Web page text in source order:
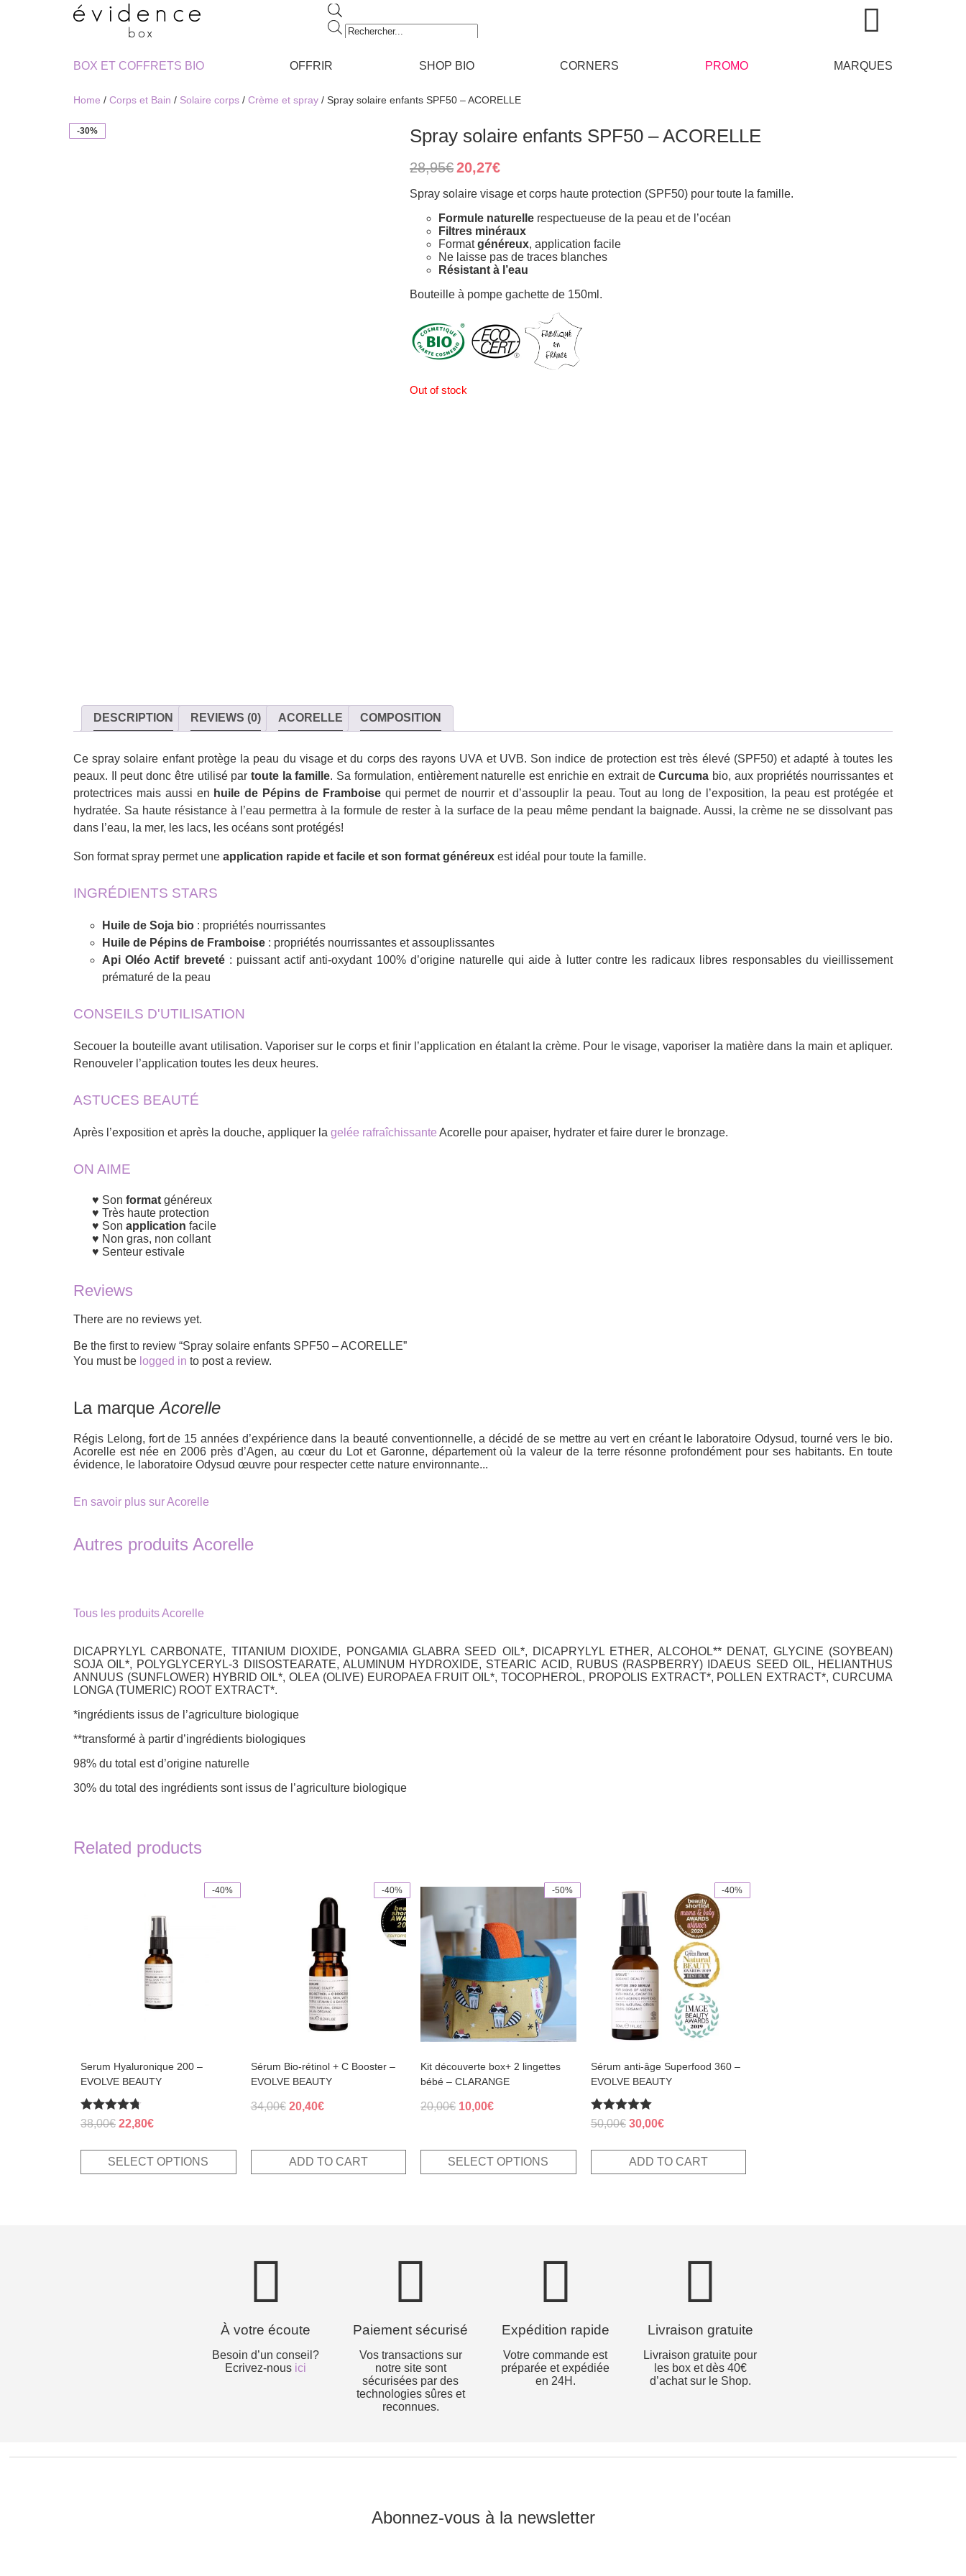
Recherche
de
BOX ET COFFRETS BIO
OFFRIR SHOP BIO CORNERS PROMO MARQUES
Home / Corps et Bain / Solaire corps / Crème et spray / Spray solaire enfants SPF50 – ACORELLE
-30% Spray solaire enfants SPF50 – ACORELLE
28,95€ Original
price
was:
20,27€Current
is:
20,27€.
Spray solaire visage et corps haute protection (SPF50) pour toute la famille.
Formule naturelle respectueuse de la peau et de l’océan
Filtres minéraux
Formatgénéreux, application facile
Ne laisse pas de traces blanches
Résistant à l’eau
Bouteille à pompe gachette de 150ml.
Out of stock
DESCRIPTION REVIEWS (0) ACORELLE COMPOSITION
Ce spray solaire enfant protège la peau du visage et du corps des rayons UVA et UVB. Son indice de protection est très élevé (SPF50) et adapté à toutes les
peaux. Il peut donc être utilisé par toute la famille. Sa formulation, entièrement naturelle est enrichie en extrait deCurcuma bio, aux propriétés nourrissantes et
protectrices mais aussi en huile de Pépins de Framboisequi permet de nourrir et d’assouplir la peau. Tout au long de l’exposition, la peau est protégée et
hydratée. Sa haute résistance à l’eau permettra à la formule de rester à la surface de la peau même pendant la baignade. Aussi, la crème ne se dissolvant pas
dans l’eau, la mer, les lacs, les océans sont protégés!
Son format spray permet une application rapide et facile et son format généreux est idéal pour toute la famille.
INGRÉDIENTS STARS
Huile de Soja bio : propriétés nourrissantes
Huile de Pépins de Framboise : propriétés nourrissantes et assouplissantes
Api Oléo Actif breveté: puissant actif anti-oxydant 100% d’origine naturelle qui aide à lutter contre les radicaux libres responsables du vieillissement
prématuré de la peau
CONSEILS D'UTILISATION
Secouer la bouteille avant utilisation. Vaporiser sur le corps et finir l’application en étalant la crème. Pour le visage, vaporiser la matière dans la main et apliquer.
Renouveler l’application toutes les deux heures.
ASTUCES BEAUTÉ
Après l’exposition et après la douche, appliquer la gelée rafraîchissante Acorelle pour apaiser, hydrater et faire durer le bronzage.
ON AIME
Son format généreux
Très haute protection
Son application facile
Non gras, non collant
Senteur estivale
Reviews
There are no reviews yet.
Be the first to review “Spray solaire enfants SPF50 – ACORELLE”
You must be logged in to post a review.
La marqueAcorelle
Régis Lelong, fort de 15 années d’expérience dans la beauté conventionnelle, a décidé de se mettre au vert en créant le laboratoire Odysud, tourné vers le bio.
Acorelle est née en 2006 près d’Agen, au cœur du Lot et Garonne, département où la valeur de la terre résonne profondément pour ses habitants. En toute
évidence, le laboratoire Odysud œuvre pour respecter cette nature environnante...
En savoir plus sur Acorelle
Autres produits Acorelle
Tous les produits Acorelle
DICAPRYLYL CARBONATE, TITANIUM DIOXIDE, PONGAMIA GLABRA SEED OIL*, DICAPRYLYL ETHER, ALCOHOL** DENAT, GLYCINE (SOYBEAN)
SOJA OIL*, POLYGLYCERYL-3 DIISOSTEARATE, ALUMINUM HYDROXIDE, STEARIC ACID, RUBUS (RASPBERRY) IDAEUS SEED OIL, HELIANTHUS
ANNUUS (SUNFLOWER) HYBRID OIL*, OLEA (OLIVE) EUROPAEA FRUIT OIL*, TOCOPHEROL, PROPOLIS EXTRACT*, POLLEN EXTRACT*, CURCUMA
LONGA (TUMERIC) ROOT EXTRACT*.
*ingrédients issus de l’agriculture biologique
**transformé à partir d’ingrédients biologiques
98% du total est d’origine naturelle
30% du total des ingrédients sont issus de l’agriculture biologique
Related products
-40%
Serum Hyaluronique 200 –
EVOLVE BEAUTY
Rated
4.70
38,00€ Original
was:
38,00€.
22,80€Current
is:
22,80€.
SELECT OPTIONS
page
-40%
Sérum Bio-rétinol + C Booster –
EVOLVE BEAUTY
34,00€ Original
34,00€.
20,40€Current
20,40€.
ADD TO CART
-50%
Kit découverte box+ 2 lingettes
bébé – CLARANGE
20,00€ Original
20,00€.
10,00€Current
10,00€.
SELECT OPTIONS
has
multiple
variants.
The
options
may
chosen
on
the
page
-40%
Sérum anti-âge Superfood 360 –
EVOLVE BEAUTY
Rated
5.00
50,00€ Original
was:
50,00€.
30,00€Current
is:
30,00€.
ADD TO CART
À votre écoute
Besoin d’un conseil?
Ecrivez-nous ici
Paiement sécurisé
Vos transactions sur
notre site sont
sécurisées par des
technologies sûres et
reconnues.
Expédition rapide
Votre commande est
préparée et expédiée
en 24H.
Livraison gratuite
Livraison gratuite pour
les box et dès 40€
d’achat sur le Shop.
Abonnez-vous à la newsletter